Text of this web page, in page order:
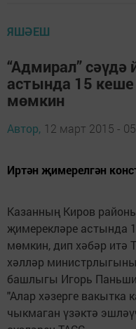
ЯШӘЕШ
“Адмирал”
астында 15 кеше
мөмкин
Автор, 12 март 2015 -
Иртән җимерелгән
Казанның Киров
җимерекләре астында
мөмкин, дип хәбәр итә
хәлләр
башлыгы Игорь
"Алар хәзерге вакытка
чыкмаган үзәктә